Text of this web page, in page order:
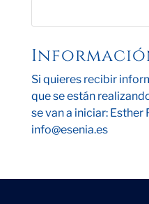
Si quieres recibir
que se están
se van a iniciar:
info@esenia.es